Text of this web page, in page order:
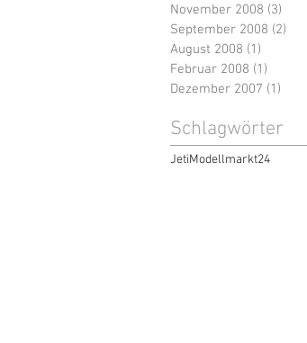
November 2008 (3)
September 2008 (2)
August 2008 (1)
Februar 2008 (1)
Dezember 2007 (1)
Schlagwörter
JetiModellmarkt24